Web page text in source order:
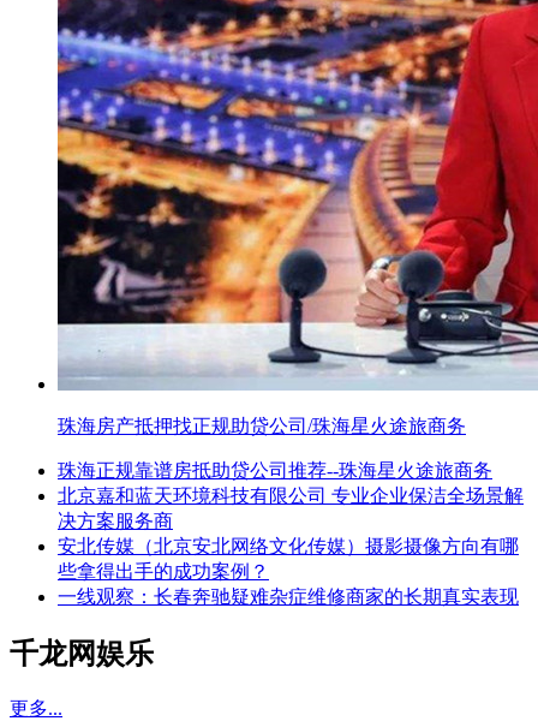
珠海房产抵押找正规助贷公司/珠海星火途旅商务
珠海正规靠谱房抵助贷公司推荐--珠海星火途旅商务
北京嘉和蓝天环境科技有限公司 专业企业保洁全场景解
决方案服务商
安北传媒（北京安北网络文化传媒）摄影摄像方向有哪
些拿得出手的成功案例？
一线观察：长春奔驰疑难杂症维修商家的长期真实表现
千龙网娱乐
更多...